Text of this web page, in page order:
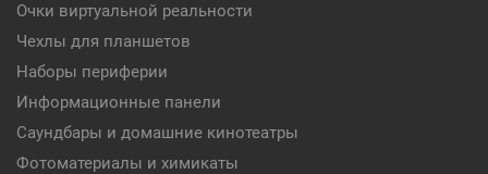
Очки виртуальной реальности
Чехлы для планшетов
Наборы периферии
Информационные панели
Саундбары и домашние кинотеатры
Фотоматериалы и химикаты